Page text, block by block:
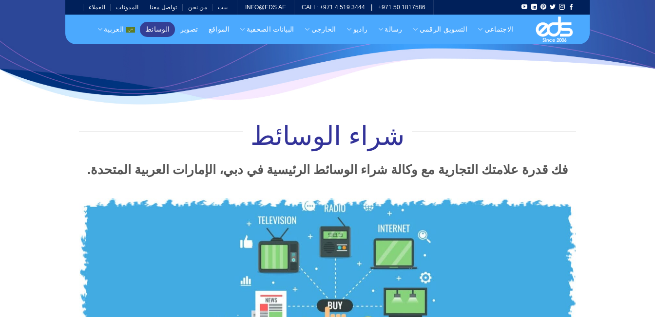
CALL: +971 4 519 3444 |+971 50 1817586
INFO@EDS.AE بيت من نحن تواصل معنا المدونات العملاء
الاجتماعي التسويق الرقمي رسالة راديو الخارجي البيانات الصحفية المواقع تصوير الوسائط العربية
شراء الوسائط
فك قدرة علامتك التجارية مع وكالة شراء الوسائط الرئيسية في دبي، الإمارات العربية المتحدة.